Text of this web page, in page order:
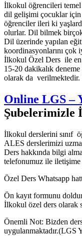
İlkokul öğrencileri temel
dil gelişimi çocuklar için
öğrenciler ileri ki
olurlar. Dil bilmek
Dil üzerinde yapılan
koordinasyonlarını çok
İlkokul Özel Ders ile en
15-20 dakikalık
olarak da verilmektedir.
Online LGS –
Şubelerimizle
İlkokul derslerini sınıf
ALES derslerimizi
Ders hakkında bilgi
telefonumuz ile
Özel Ders Whatsapp
Ön kayıt formunu
İlkokul özel ders olarak
Önemli Not: Bizden
uygulanmaktadır.(LGS